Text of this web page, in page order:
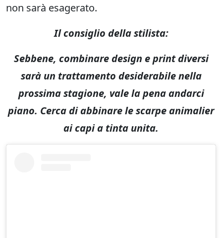
non sarà esagerato.
Il consiglio della stilista:
Sebbene, combinare design e print diversi
sarà un trattamento desiderabile nella
prossima stagione, vale la pena andarci
piano. Cerca di abbinare le scarpe animalier
ai capi a tinta unita.